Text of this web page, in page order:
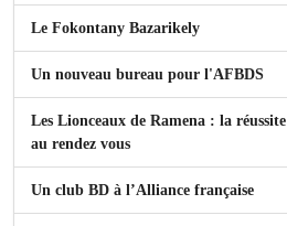
Le Fokontany Bazarikely
Un nouveau bureau pour l'AFBDS
Les Lionceaux de Ramena : la réussite
au rendez vous
Un club BD à l’Alliance française